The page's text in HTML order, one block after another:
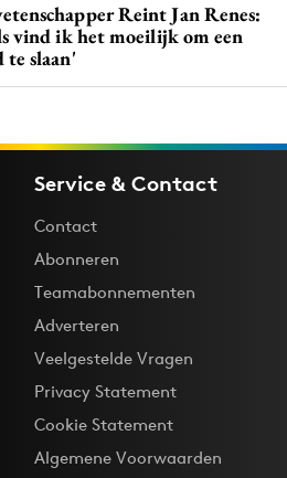
Reint Jan Renes:
vind ik het moeilijk om een
te slaan'
Service & Contact
Contact
Abonneren
Teamabonnementen
Adverteren
Veelgestelde Vragen
Privacy Statement
Cookie Statement
Algemene Voorwaarden